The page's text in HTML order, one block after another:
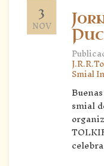
3
NOV
Smial
smial